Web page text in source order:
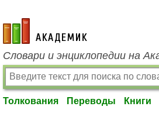
academic.ru
Словари и энциклопедии на
Толкования Переводы Книги